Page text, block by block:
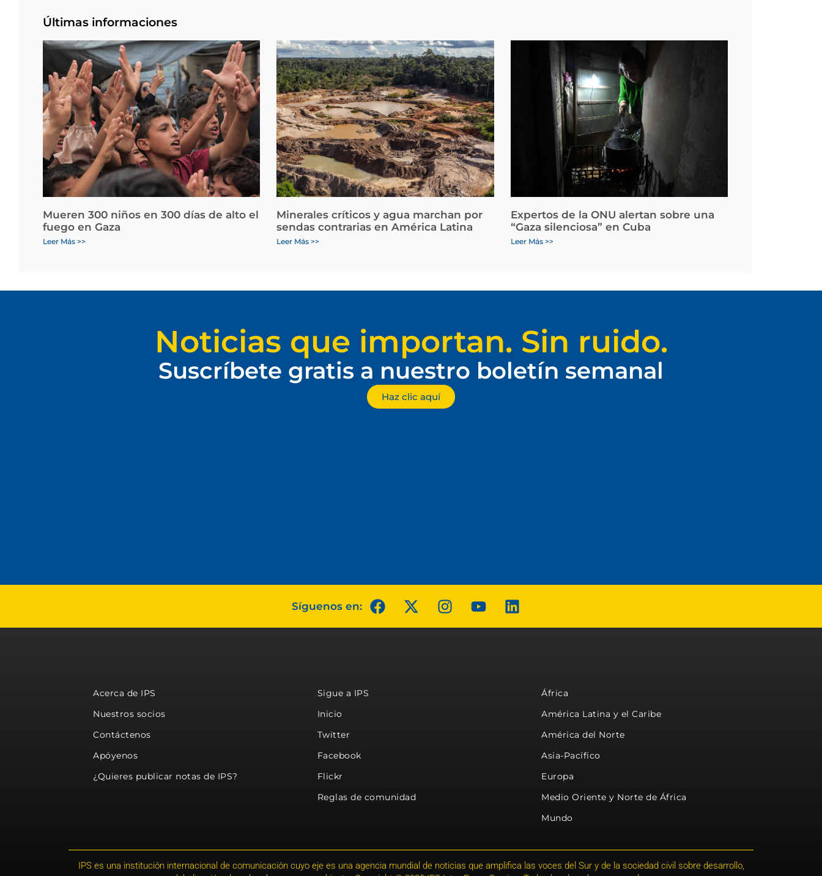
Últimas informaciones
Mueren 300 niños en 300 días de alto el
fuego en Gaza
Leer Más >>
Minerales críticos y agua marchan por
sendas contrarias en América Latina
Leer Más >>
Expertos de la ONU alertan sobre una
“Gaza silenciosa” en Cuba
Leer Más >>
Noticias que importan. Sin ruido.
Suscríbete gratis a nuestro boletín semanal
Haz clic aquí
Síguenos en:
Acerca de IPS
Nuestros socios
Contáctenos
Apóyenos
¿Quieres publicar notas de IPS?
Sigue a IPS
Inicio
Twitter
Facebook
Flickr
Reglas de comunidad
África
América Latina y el Caribe
América del Norte
Asia-Pacífico
Europa
Medio Oriente y Norte de África
Mundo
IPS es una institución internacional de comunicación cuyo eje es una agencia mundial de noticias que amplifica las voces del Sur y de la sociedad civil sobre desarrollo,